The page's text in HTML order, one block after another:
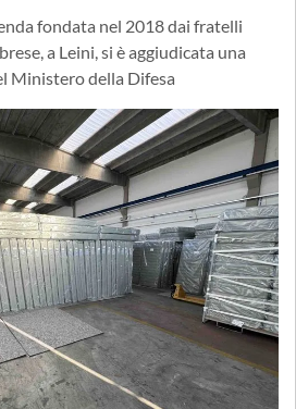
fondata nel 2018 dai fratelli
a Leini, si è aggiudicata una
Ministero della Difesa